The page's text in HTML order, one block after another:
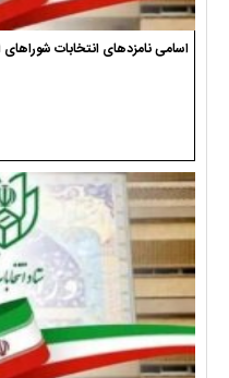
اسامی نامزدهای انتخابات